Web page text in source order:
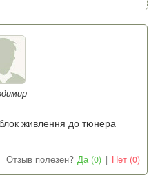
живлення до тюнера
Отзыв полезен? Да (0) | Нет (0)